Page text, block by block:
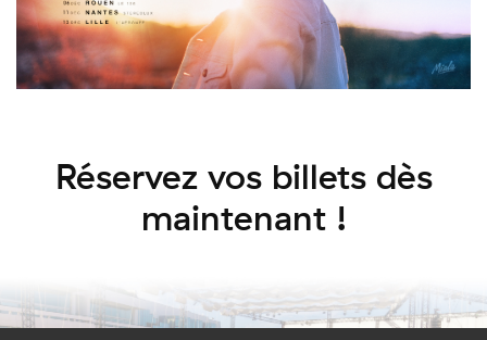
Réservez vos billets dès
maintenant !